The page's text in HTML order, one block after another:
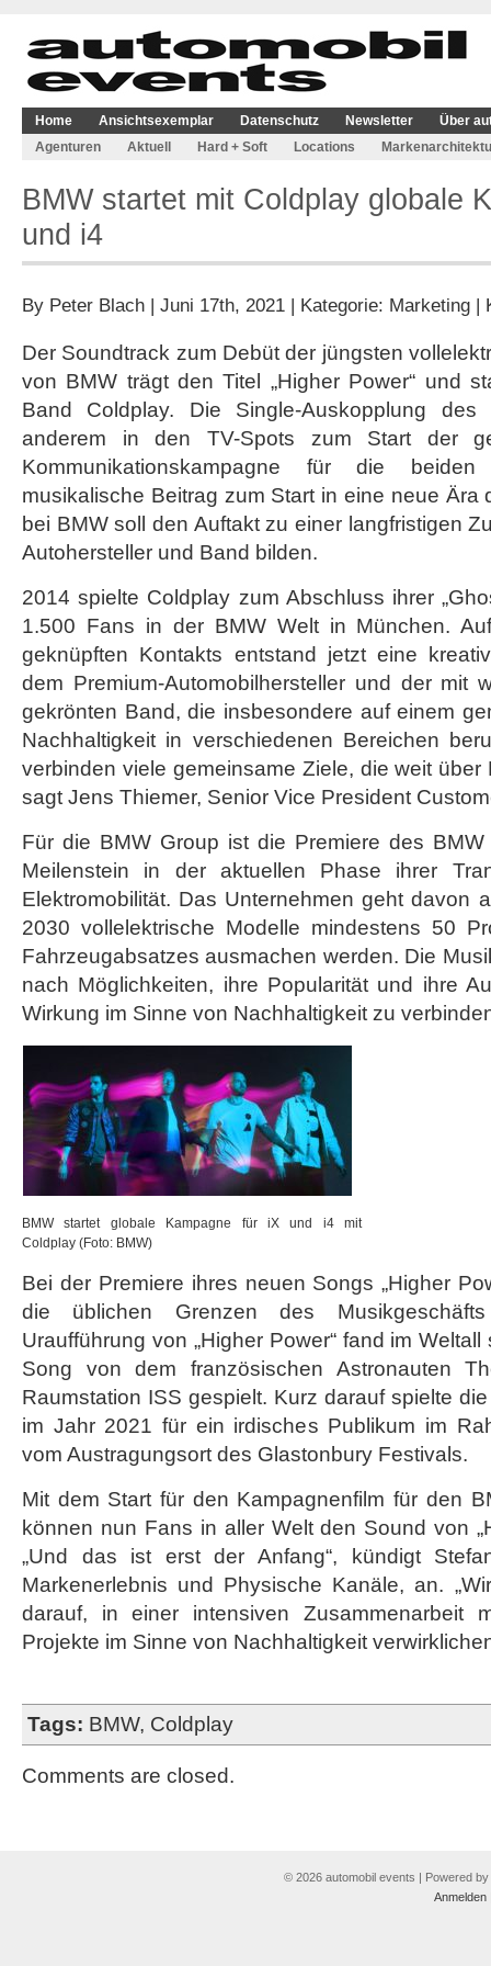
Home Ansichtsexemplar Datenschutz Newsletter
Über
Agenturen
Aktuell Hard + Soft Locations
BMW startet mit Coldplay globale
und i4
By Peter Blach | Juni 17th, 2021 | Kategorie: Marketing |
Der Soundtrack zum Debüt der jüngsten
von BMW trägt den Titel „Higher Power“ und
Band Coldplay. Die Single-Auskopplung des
anderem in den TV-Spots zum Start der
Kommunikationskampagne für die beiden
musikalische Beitrag zum Start in eine neue Ära
bei BMW soll den Auftakt zu einer langfristigen
Autohersteller und Band bilden.
2014 spielte Coldplay zum Abschluss ihrer
1.500 Fans in der BMW Welt in München.
geknüpften Kontakts entstand jetzt eine
dem Premium-Automobilhersteller und der mit
gekrönten Band, die insbesondere auf einem
Nachhaltigkeit in verschiedenen Bereichen
verbinden viele gemeinsame Ziele, die weit über
sagt Jens Thiemer, Senior Vice President
Für die BMW Group ist die Premiere des
Meilenstein in der aktuellen Phase ihrer
Elektromobilität. Das Unternehmen geht davon
2030 vollelektrische Modelle mindestens 50
Fahrzeugabsatzes ausmachen werden. Die
nach Möglichkeiten, ihre Popularität und ihre
Wirkung im Sinne von Nachhaltigkeit zu
BMW startet globale Kampagne für iX und i4 mit
Coldplay (Foto: BMW)
Bei der Premiere ihres neuen Songs „Higher
die üblichen Grenzen des
Uraufführung von „Higher Power“ fand im
Song von dem französischen Astronauten
Raumstation ISS gespielt. Kurz darauf spielte
im Jahr 2021 für ein irdisches Publikum im
vom Austragungsort des Glastonbury Festivals.
Mit dem Start für den Kampagnenfilm für den
können nun Fans in aller Welt den Sound von
„Und das ist erst der Anfang“, kündigt
Markenerlebnis und Physische Kanäle, an.
darauf, in einer intensiven Zusammenarbeit
Projekte im Sinne von Nachhaltigkeit
Tags: BMW, Coldplay
Comments are closed.
© 2026 automobil events | Powered by
Anmelden|